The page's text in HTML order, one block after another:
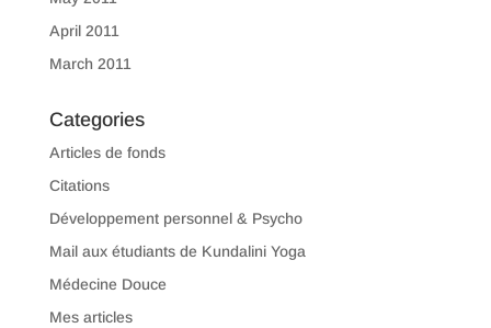
April 2011
March 2011
Categories
Articles de fonds
Citations
Développement personnel & Psycho
Mail aux étudiants de Kundalini Yoga
Médecine Douce
Mes articles